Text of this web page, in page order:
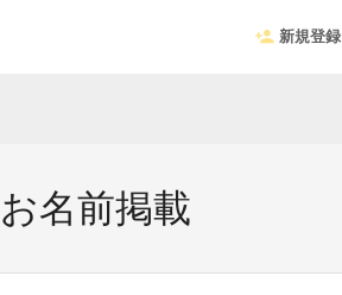
新規登録
名前掲載